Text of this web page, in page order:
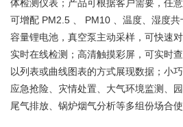
体检测仪表；产品可根据客户需要，任
可增配 PM2.5 、 PM10 、温度、湿度
容量锂电池，真空泵主动采样，可快速
实时在线检测；高清触摸彩屏，可实时
以列表或曲线图表的方式展现数据；小
应急抢险、灾情处置、大气环境监测、
尾气排放、锅炉烟气分析等多组份场合使